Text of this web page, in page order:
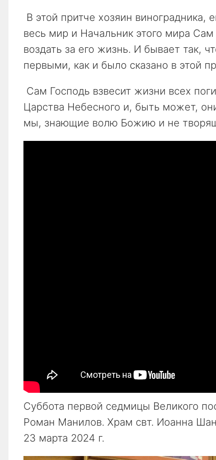
В этой притче хозяин виноградника,
весь мир и Начальник этого мира
воздать за его жизнь. И бывает так,
первыми, как и было сказано в этой
Сам Господь взвесит жизни всех
Царства Небесного и, быть может,
мы, знающие волю Божию и не
Суббота первой седмицы Великого
Роман Манилов. Храм свт. Иоанна
23 марта 2024 г.